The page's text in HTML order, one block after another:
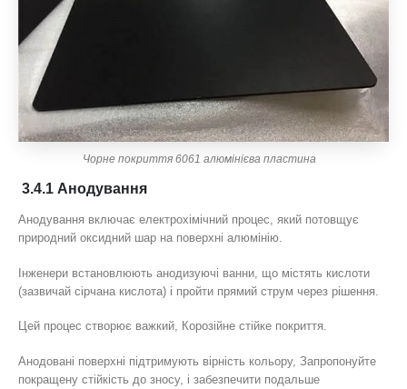
Чорне покриття 6061 алюмінієва пластина
3.4.1 Анодування
Анодування включає електрохімічний процес, який потовщує
природний оксидний шар на поверхні алюмінію.
Інженери встановлюють анодизуючі ванни, що містять кислоти
(зазвичай сірчана кислота) і пройти прямий струм через рішення.
Цей процес створює важкий, Корозійне стійке покриття.
Анодовані поверхні підтримують вірність кольору, Запропонуйте
покращену стійкість до зносу, і забезпечити подальше